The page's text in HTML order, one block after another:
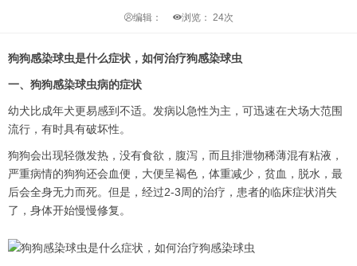
编辑： 浏览： 24次
狗狗感染球虫是什么症状，如何治疗狗感染球虫
一、狗狗感染球虫病的症状
幼犬比成年犬更易感到不适。发病以急性为主，可迅速在犬场大范围
流行，有时具有破坏性。
狗狗会出现轻微发热，没有食欲，腹泻，而且排泄物稀薄混有粘液，
严重病情的狗狗还会血便，大便呈褐色，体重减少，贫血，脱水，最
后会全身无力而死。但是，经过2-3周的治疗，患者的临床症状消失
了，身体开始慢慢修复。